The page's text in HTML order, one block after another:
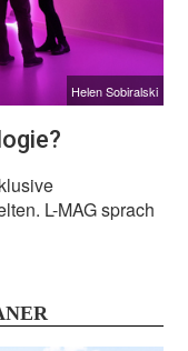
Helen Sobiralski
L-MAG sprach